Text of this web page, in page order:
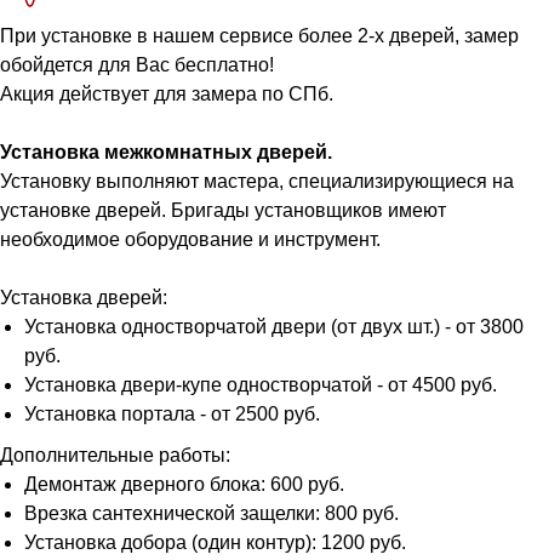
При установке в нашем сервисе более 2-х дверей, замер
обойдется для Вас бесплатно!
Акция действует для замера по СПб.
Установка межкомнатных дверей.
Установку выполняют мастера, специализирующиеся на
установке дверей. Бригады установщиков имеют
необходимое оборудование и инструмент.
Установка дверей:
Установка одностворчатой двери (от двух шт.) - от 3800
руб.
Установка двери-купе одностворчатой - от 4500 руб.
Установка портала - от 2500 руб.
Дополнительные работы:
Демонтаж дверного блока: 600 руб.
Врезка сантехнической защелки: 800 руб.
Установка добора (один контур): 1200 руб.